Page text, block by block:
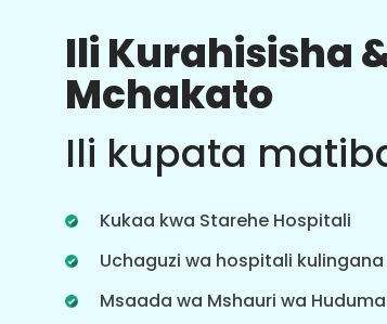
Ili Kurahisisha
Mchakato
Ili kupata
Kukaa kwa Starehe Hospitali
Uchaguzi wa hospitali
Msaada wa Mshauri wa
Faida Zetu
Baada ya
Matibabu ufuatiliaji
wa huduma
mgonjwa wa 24x7 na timu yetu
inayoshughulikia masuala yako kila
wakati. Taarifa za mara kwa mara
kuhusu mahitaji yako ya matibabu.